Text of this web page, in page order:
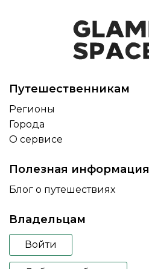
Путешественникам
Регионы
Города
О сервисе
Полезная информация
Блог о путешествиях
Владельцам
Войти